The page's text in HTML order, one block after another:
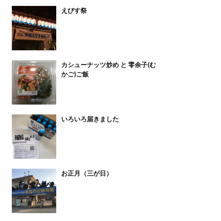
えびす祭
カシューナッツ炒め と 零余子(む
かご)ご飯
いろいろ届きました
お正月（三が日）